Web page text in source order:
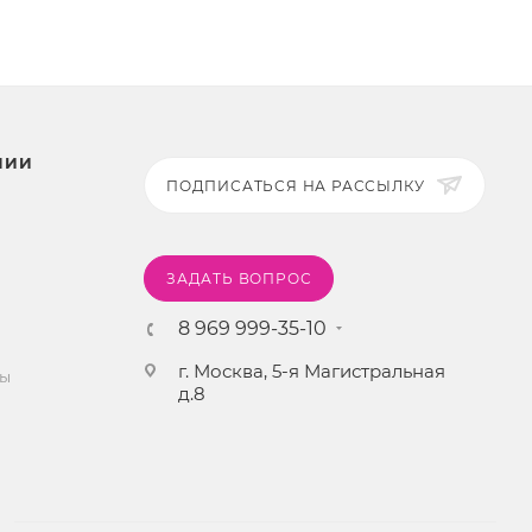
ПОДПИСАТЬСЯ НА РАССЫЛКУ
ЗАДАТЬ ВОПРОС
8 969 999-35-10
г. Москва, 5-я Магистральная
д.8